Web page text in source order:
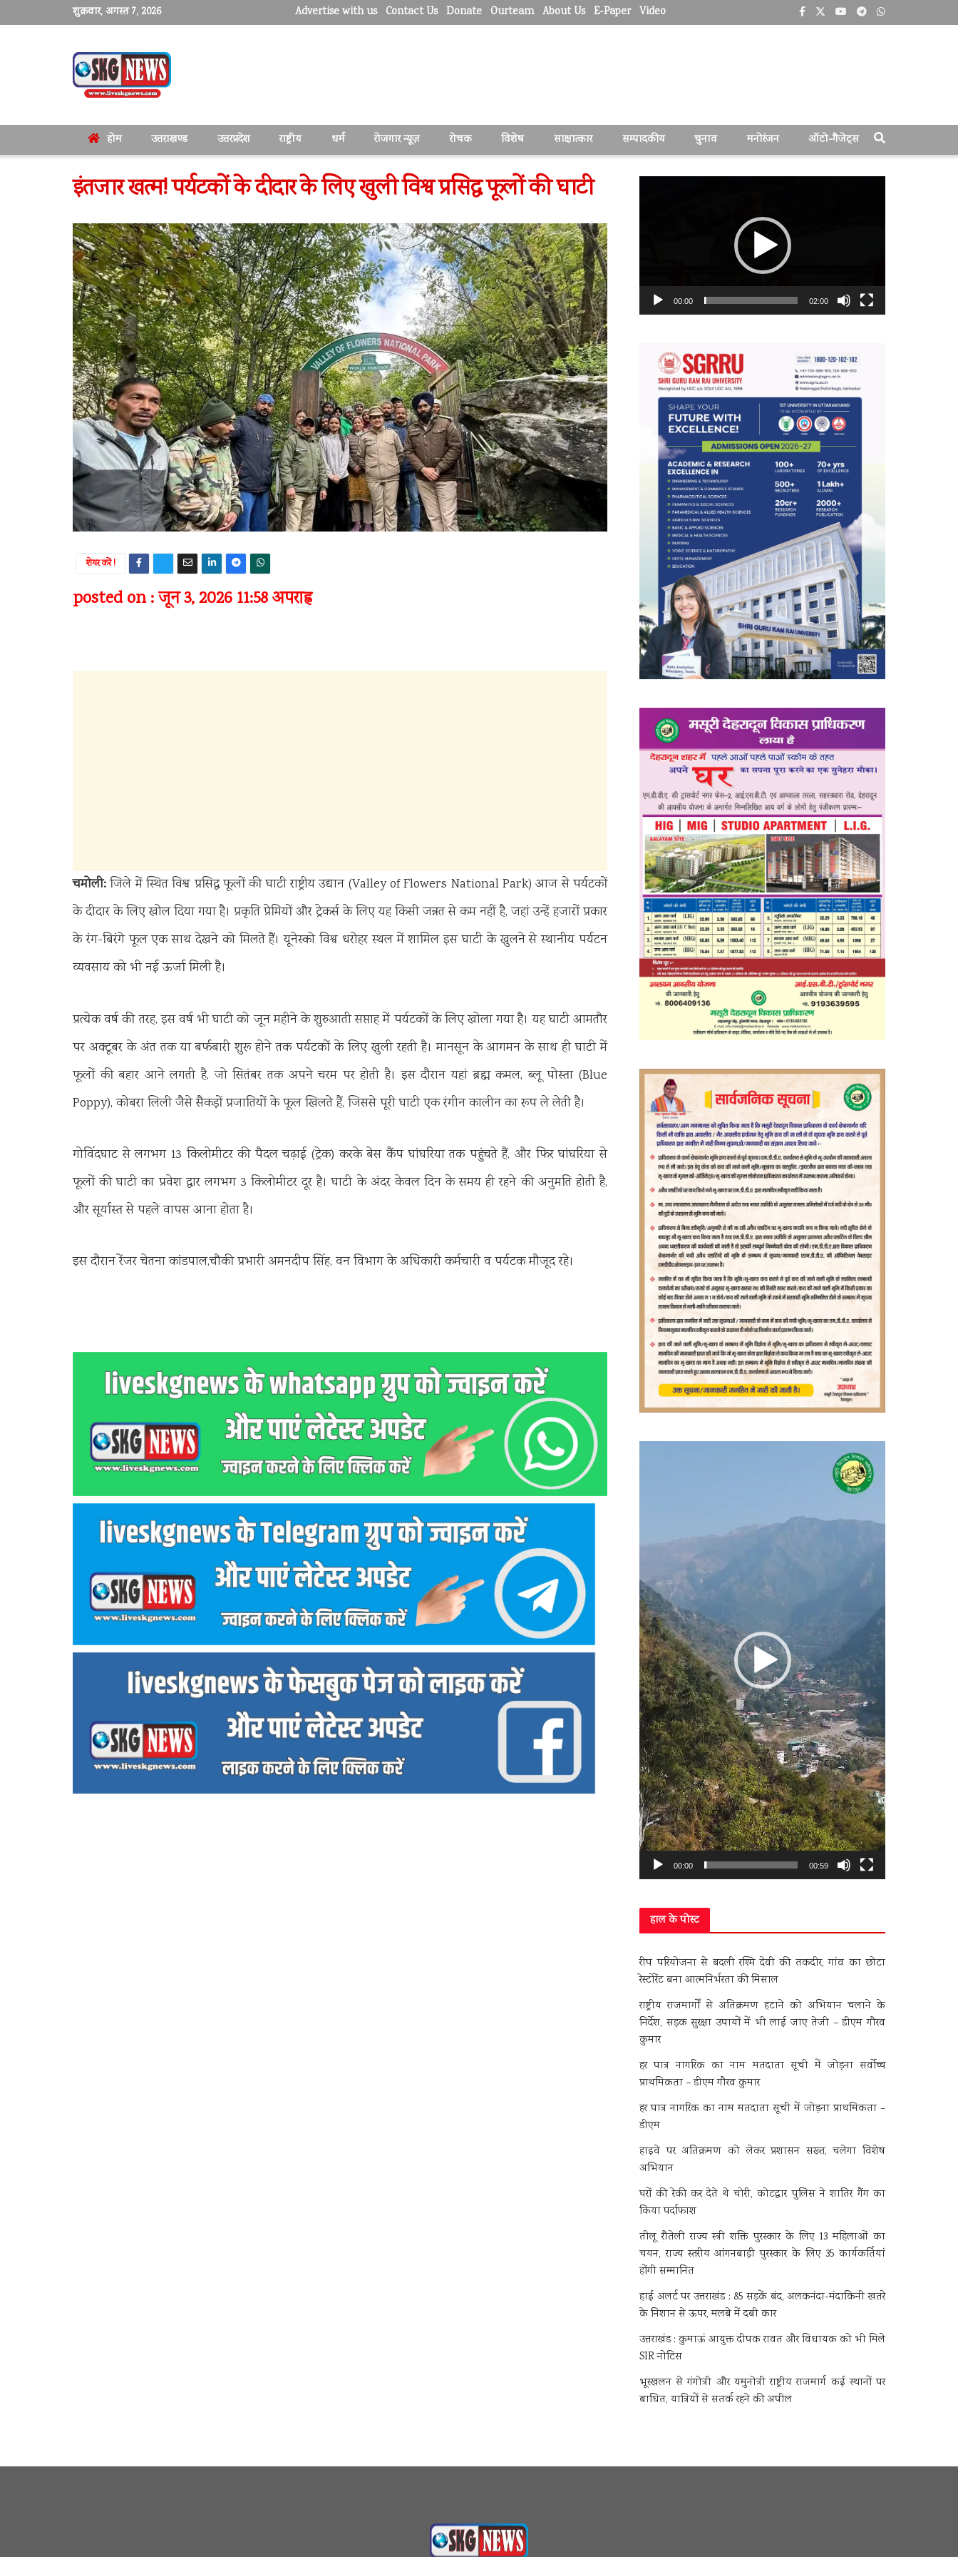
शुक्रवार, अगस्त 7, 2026 Advertise with us Contact Us Donate Ourteam About Us E-Paper Video
होम उत्तराखण्ड उत्तरप्रदेश राष्ट्रीय धर्म रोजगार न्यूज़ रोचक विशेष साक्षात्कार सम्पादकीय चुनाव मनोरंजन ऑटो-गैजेट्स
इंतजार खत्म! पर्यटकों के दीदार के लिए खुली विश्व प्रसिद्ध फूलों की घाटी
शेयर करें !
posted on : जून 3, 2026 11:58 अपराह्न
चमोली:जिले में स्थित विश्व प्रसिद्ध फूलों की घाटी राष्ट्रीय उद्यान (Valley of Flowers National Park) आज से पर्यटकों
के दीदार के लिए खोल दिया गया है। प्रकृति प्रेमियों और ट्रेकर्स के लिए यह किसी जन्नत से कम नहीं है, जहां उन्हें हजारों प्रकार
के रंग-बिरंगे फूल एक साथ देखने को मिलते हैं। यूनेस्को विश्व धरोहर स्थल में शामिल इस घाटी के खुलने से स्थानीय पर्यटन
व्यवसाय को भी नई ऊर्जा मिली है।
प्रत्येक वर्ष की तरह, इस वर्ष भी घाटी को जून महीने के शुरुआती सप्ताह में पर्यटकों के लिए खोला गया है। यह घाटी आमतौर
पर अक्टूबर के अंत तक या बर्फबारी शुरू होने तक पर्यटकों के लिए खुली रहती है। मानसून के आगमन के साथ ही घाटी में
फूलों की बहार आने लगती है, जो सितंबर तक अपने चरम पर होती है। इस दौरान यहां ब्रह्म कमल, ब्लू पोस्ता (Blue
Poppy), कोबरा लिली जैसे सैकड़ों प्रजातियों के फूल खिलते हैं, जिससे पूरी घाटी एक रंगीन कालीन का रूप ले लेती है।
गोविंदघाट से लगभग 13 किलोमीटर की पैदल चढ़ाई (ट्रेक) करके बेस कैंप घांघरिया तक पहुंचते हैं, और फिर घांघरिया से
फूलों की घाटी का प्रवेश द्वार लगभग 3 किलोमीटर दूर है। घाटी के अंदर केवल दिन के समय ही रहने की अनुमति होती है,
और सूर्यास्त से पहले वापस आना होता है।
इस दौरान रेंजर चेतना कांडपाल,चौकी प्रभारी अमनदीप सिंह, वन विभाग के अधिकारी कर्मचारी व पर्यटक मौजूद रहे।
00:00 02:00
00:00 00:59
हाल के पोस्ट
रीप परियोजना से बदली रश्मि देवी की तकदीर, गांव का छोटा
रेस्टोरेंट बना आत्मनिर्भरता की मिसाल
राष्ट्रीय राजमार्गों से अतिक्रमण हटाने को अभियान चलाने के
निर्देश, सड़क सुरक्षा उपायों में भी लाई जाए तेजी – डीएम गौरव
कुमार
हर पात्र नागरिक का नाम मतदाता सूची में जोड़ना सर्वोच्च
प्राथमिकता – डीएम गौरव कुमार
हर पात्र नागरिक का नाम मतदाता सूची में जोड़ना प्राथमिकता –
डीएम
हाइवे पर अतिक्रमण को लेकर प्रशासन सख्त, चलेगा विशेष
अभियान
घरों की रेकी कर देते थे चोरी, कोटद्वार पुलिस ने शातिर गैंग का
किया पर्दाफाश
तीलू रौतेली राज्य स्त्री शक्ति पुरस्कार के लिए 13 महिलाओं का
चयन, राज्य स्तरीय आंगनबाड़ी पुरस्कार के लिए 35 कार्यकर्तियां
होंगी सम्मानित
हाई अलर्ट पर उत्तराखंड : 85 सड़कें बंद, अलकनंदा-मंदाकिनी खतरे
के निशान से ऊपर, मलबे में दबी कार
उत्तराखंड : कुमाऊं आयुक्त दीपक रावत और विधायक को भी मिले
SIR नोटिस
भूस्खलन से गंगोत्री और यमुनोत्री राष्ट्रीय राजमार्ग कई स्थानों पर
बाधित, यात्रियों से सतर्क रहने की अपील